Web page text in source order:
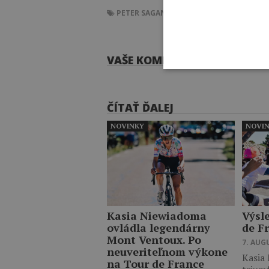
PETER SAGAN
VAŠE KOMENTÁRE
ČÍTAŤ ĎALEJ
Kasia Niewiadoma
ovládla legendárny
Mont Ventoux. Po
neuveriteľnom výkone
na Tour de France
NOVINKY
de
7.
Kasia